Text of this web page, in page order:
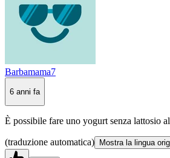
Barbamama7
6 anni fa
È possibile fare uno yogurt senza lattosio
(traduzione automatica) Mostra la lingua